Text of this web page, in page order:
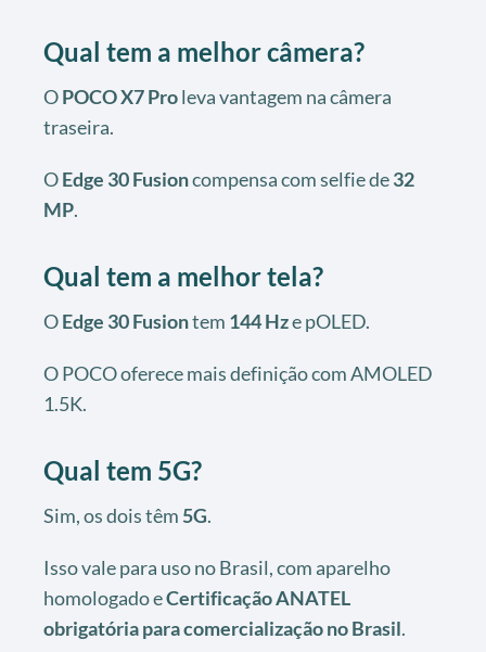
Qual tem a melhor câmera?
OPOCO X7 Proleva vantagem na câmera
traseira.
OEdge 30 Fusioncompensa com selfie de32
MP.
Qual tem a melhor tela?
OEdge 30 Fusiontem 144 Hze pOLED.
O POCO oferece mais definição com AMOLED
1.5K.
Qual tem 5G?
Sim, os dois têm 5G.
Isso vale para uso no Brasil, com aparelho
homologado eCertificação ANATEL
obrigatória para comercialização no Brasil.